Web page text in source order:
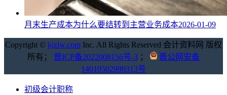
月末生产成本为什么要结转到主营业务成本2026-01-09
Copyright © kjzlw.com Inc. All Rights Reserved 会计资料网 版权
所有； 晋ICP备2022008156号-3 ；
晋公网安备
14010502990313号
初级会计职称